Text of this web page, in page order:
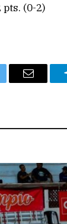
pts. (0-2)
Email